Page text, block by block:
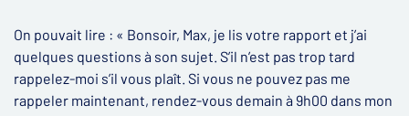
On pouvait lire : « Bonsoir, Max, je lis votre rapport et j’ai
quelques questions à son sujet. S’il n’est pas trop tard
rappelez-moi s’il vous plaît. Si vous ne pouvez pas me
rappeler maintenant, rendez-vous demain à 9h00 dans mon